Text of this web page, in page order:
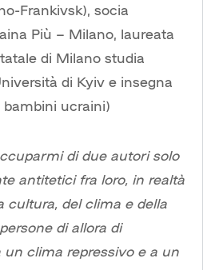
Frankivsk), socia
Più – Milano, laureata
di Milano studia
di Kyiv e insegna
ucraini)
di due autori solo
antitetici fra loro, in realtà
cultura, del clima e della
di allora di
un clima repressivo e a un